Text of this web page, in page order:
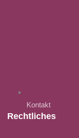
Kontakt
Rechtliches